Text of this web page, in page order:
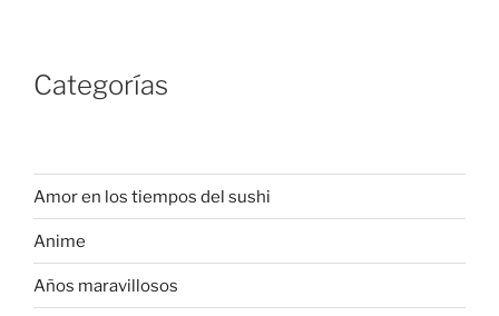
Categorías
Amor en los tiempos del sushi
Anime
Años maravillosos